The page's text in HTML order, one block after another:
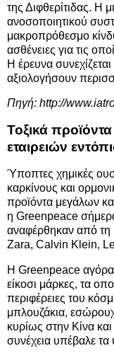
της Διφθερίτιδας. Η
ανοσοποιητικού
μακροπρόθεσμο
ασθένειες για τις
Η έρευνα
αξιολογήσουν
Πηγή: http://
Τοξικά
εταιρειών
Ύποπτες χημικές
καρκίνους και
προϊόντα μεγάλων
η Greenpeace
αναφέρθηκαν από τη
Zara, Calvin Klein,
Η Greenpeace
είκοσι μάρκες, τα
περιφέρειες του
μπλουζάκια,
κυρίως στην Κίνα
συνέχεια υπέβαλε